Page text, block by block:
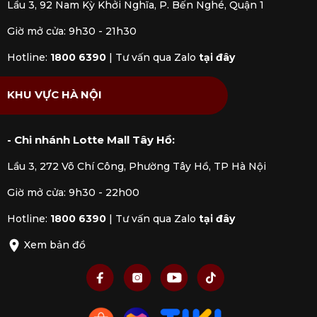
kiệm thời gian. Điều này rất phù hợp cho những
ai có cuộc sống bận rộn nhưng vẫn muốn tự
Lầu 3, 92 Nam Kỳ Khởi Nghĩa, P. Bến Nghé, Quận 1
Giờ mở cửa: 9h30 - 21h30
Hotline: 1800 6390 | Tư vấn qua Zalo tại đây
KHU VỰC HÀ NỘI
- Chi nhánh Lotte Mall Tây Hồ:
Lầu 3, 272 Võ Chí Công, Phường Tây Hồ, TP Hà Nội
Giờ mở cửa: 9h30 - 22h00
Hotline: 1800 6390 | Tư vấn qua Zalo tại đây
Xem bản đồ